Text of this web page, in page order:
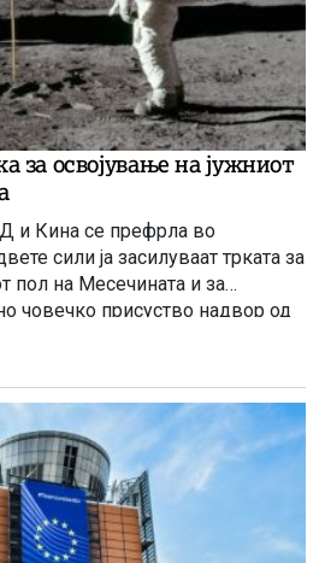
за освојување на јужниот
и Кина се префрла во
сили ја засилуваат трката за
пол на Месечината и за
човечко присуство надвор од